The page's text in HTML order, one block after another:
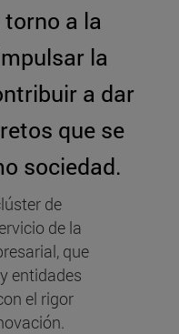
a la
la
a dar
que se
sociedad.
de
de la
que
entidades
el rigor